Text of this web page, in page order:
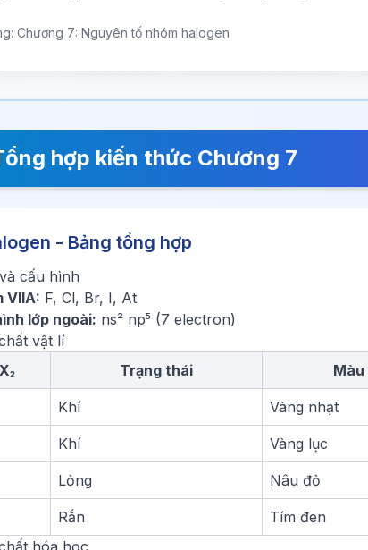
Chương 7: Nguyên tố nhóm halogen
hợp kiến thức Chương 7
- Bảng tổng hợp
cấu hình
VIIA: F, Cl, Br, I, At
lớp ngoài: ns² np⁵ (7 electron)
vật lí
X₂
Trạng thái Màu
Khí Vàng nhạt
Khí Vàng lục
Lỏng Nâu đỏ
Rắn
Tím đen
hóa học